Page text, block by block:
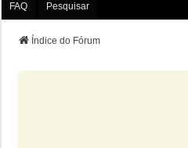
FAQ Pesquisar
Índice do Fórum